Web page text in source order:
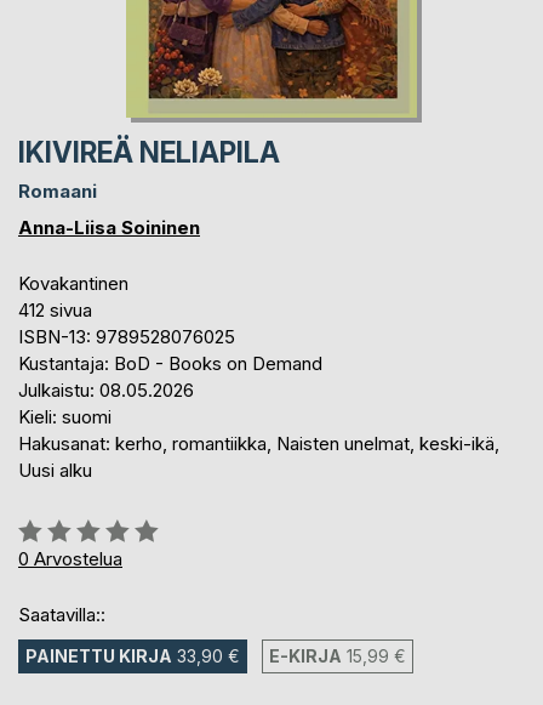
IKIVIREÄ NELIAPILA
Romaani
Anna-Liisa Soininen
Kovakantinen
412 sivua
ISBN-13: 9789528076025
Kustantaja: BoD - Books on Demand
Julkaistu: 08.05.2026
Kieli: suomi
Hakusanat: kerho, romantiikka, Naisten unelmat, keski-ikä,
Uusi alku
Arvostelu::
0%
0 Arvostelua
Saatavilla::
PAINETTU KIRJA 33,90 € E-KIRJA 15,99 €